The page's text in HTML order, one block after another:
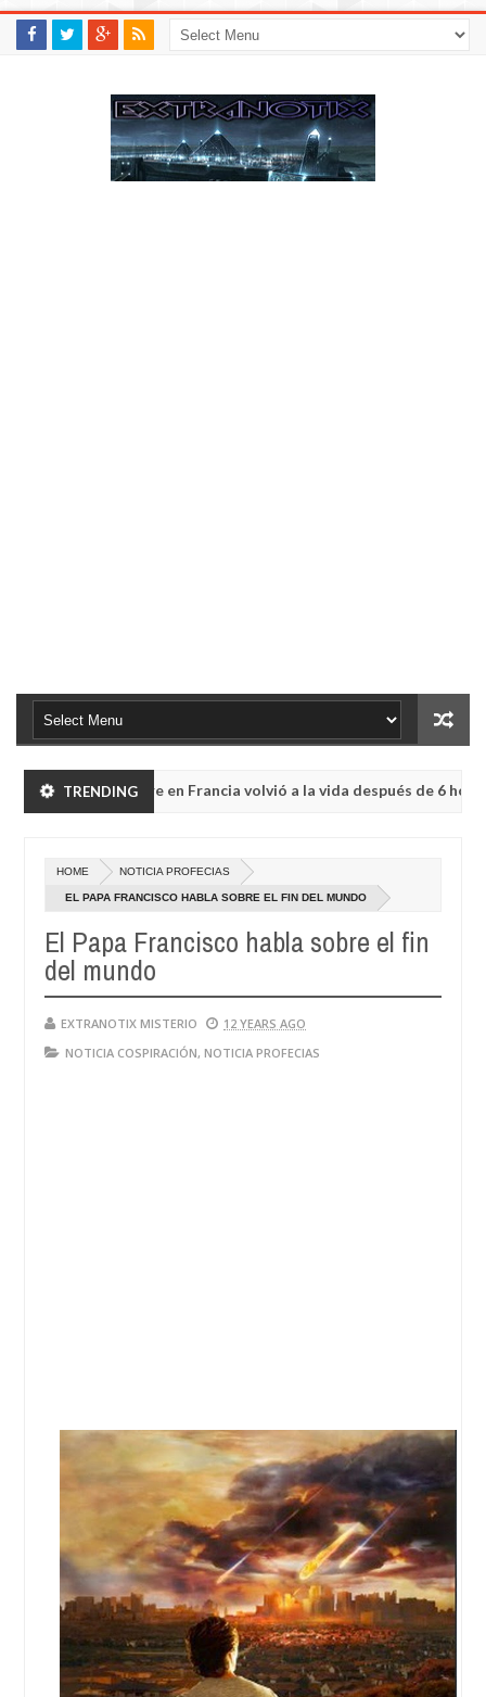
TRENDING
Dios: Hombre en Francia volvió a la vida después de 6 horas de
Dios: Hombre en Francia volvió a la vida después de 6 horas de
región de Kemerovo.
HOME NOTICIA PROFECIAS
EL PAPA FRANCISCO HABLA SOBRE EL FIN DEL MUNDO
El Papa Francisco habla sobre el fin
del mundo
EXTRANOTIX MISTERIO
12 YEARS AGO
NOTICIA COSPIRACIÓN, NOTICIA PROFECIAS